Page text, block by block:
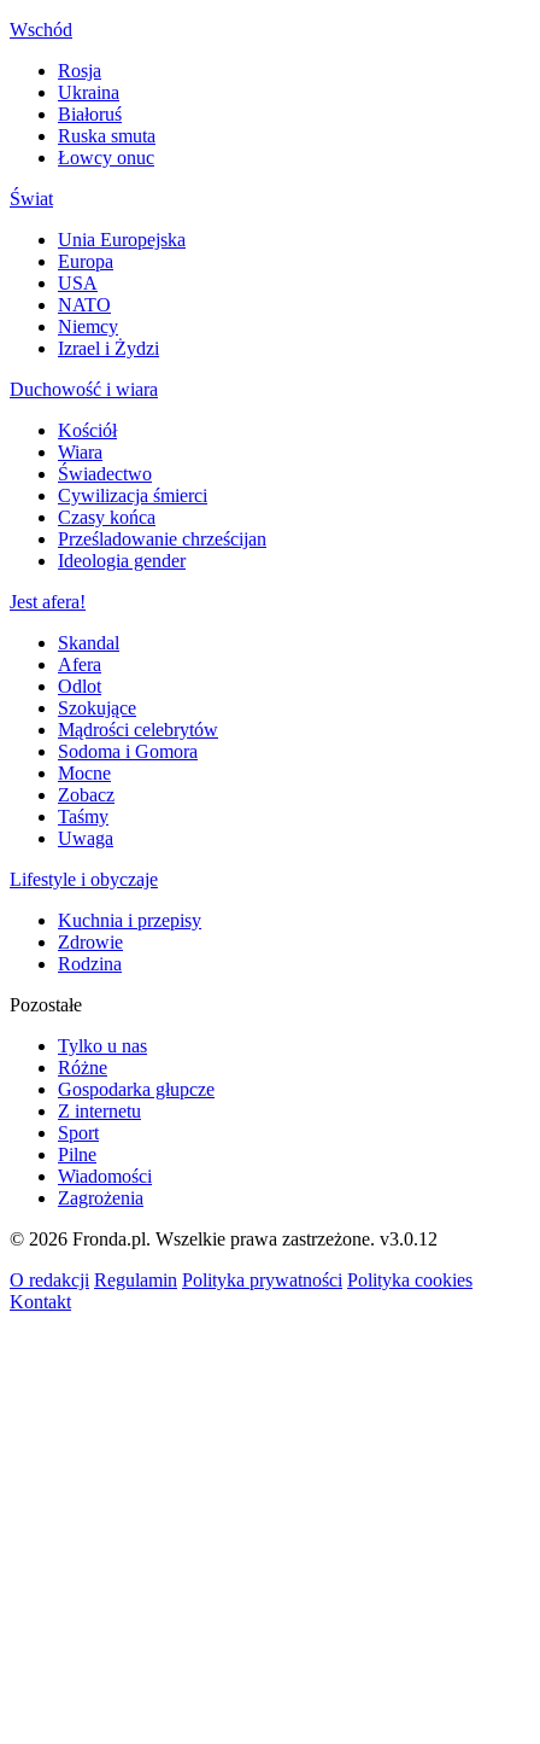
Wschód
Rosja
Ukraina
Białoruś
Ruska smuta
Łowcy onuc
Świat
Unia Europejska
Europa
USA
NATO
Niemcy
Izrael i Żydzi
Duchowość i wiara
Kościół
Wiara
Świadectwo
Cywilizacja śmierci
Czasy końca
Prześladowanie chrześcijan
Ideologia gender
Jest afera!
Skandal
Afera
Odlot
Szokujące
Mądrości celebrytów
Sodoma i Gomora
Mocne
Zobacz
Taśmy
Uwaga
Lifestyle i obyczaje
Kuchnia i przepisy
Zdrowie
Rodzina
Pozostałe
Tylko u nas
Różne
Gospodarka głupcze
Z internetu
Sport
Pilne
Wiadomości
Zagrożenia
© 2026 Fronda.pl. Wszelkie prawa zastrzeżone. v3.0.12
O redakcji Regulamin Polityka prywatności Polityka cookies
Kontakt